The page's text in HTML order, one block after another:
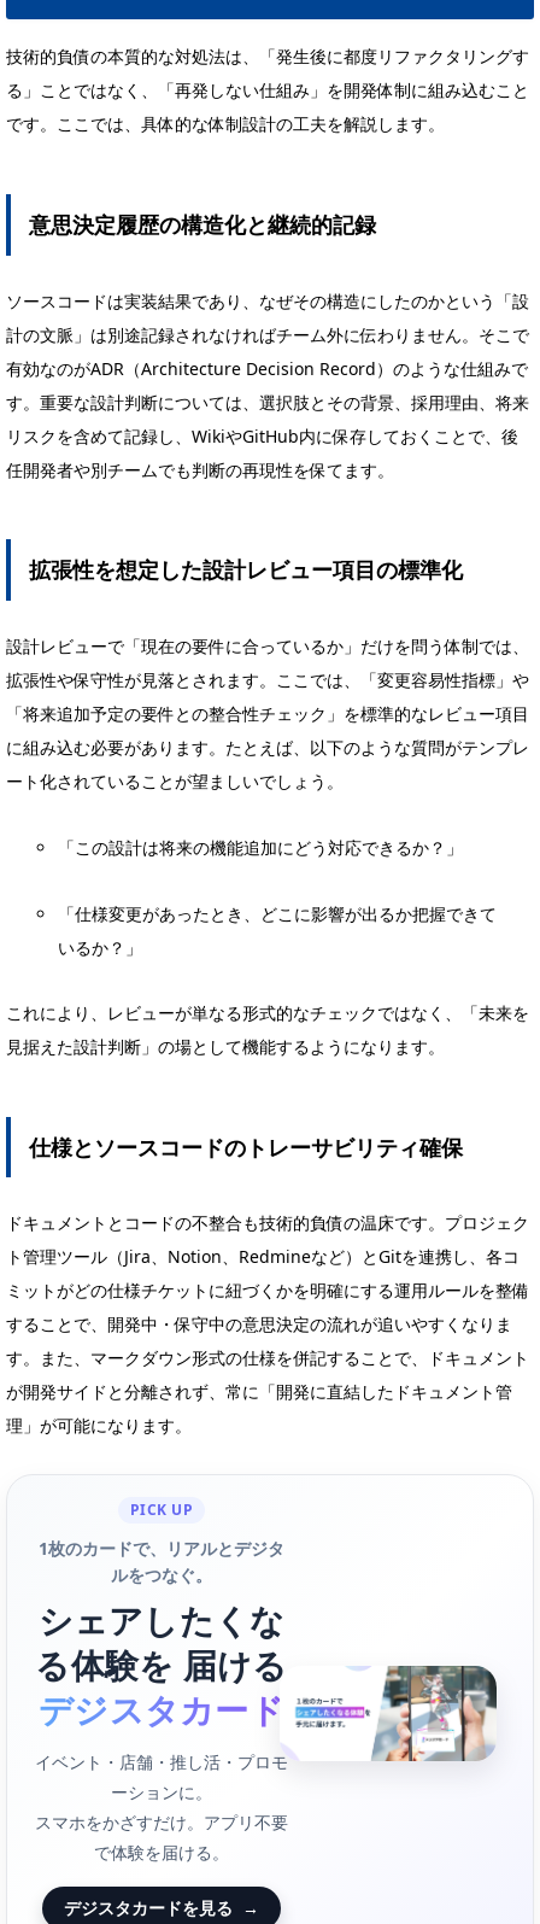
技術的負債の本質的な対処法は、「発生後に都度リファクタリングす
る」ことではなく、「再発しない仕組み」を開発体制に組み込むこと
です。ここでは、具体的な体制設計の工夫を解説します。
意思決定履歴の構造化と継続的記録
ソースコードは実装結果であり、なぜその構造にしたのかという「設
計の文脈」は別途記録されなければチーム外に伝わりません。そこで
有効なのがADR（Architecture Decision Record）のような仕組みで
す。重要な設計判断については、選択肢とその背景、採用理由、将来
リスクを含めて記録し、WikiやGitHub内に保存しておくことで、後
任開発者や別チームでも判断の再現性を保てます。
拡張性を想定した設計レビュー項目の標準化
設計レビューで「現在の要件に合っているか」だけを問う体制では、
拡張性や保守性が見落とされます。ここでは、「変更容易性指標」や
「将来追加予定の要件との整合性チェック」を標準的なレビュー項目
に組み込む必要があります。たとえば、以下のような質問がテンプレ
ート化されていることが望ましいでしょう。
「この設計は将来の機能追加にどう対応できるか？」
「仕様変更があったとき、どこに影響が出るか把握できて
いるか？」
これにより、レビューが単なる形式的なチェックではなく、「未来を
見据えた設計判断」の場として機能するようになります。
仕様とソースコードのトレーサビリティ確保
ドキュメントとコードの不整合も技術的負債の温床です。プロジェク
ト管理ツール（Jira、Notion、Redmineなど）とGitを連携し、各コ
ミットがどの仕様チケットに紐づくかを明確にする運用ルールを整備
することで、開発中・保守中の意思決定の流れが追いやすくなりま
す。また、マークダウン形式の仕様を併記することで、ドキュメント
が開発サイドと分離されず、常に「開発に直結したドキュメント管
理」が可能になります。
PICK UP
1枚のカードで、リアルとデジタ
ルをつなぐ。
シェアしたくな
る体験を 届ける
デジスタカード
イベント・店舗・推し活・プロモ
ーションに。
スマホをかざすだけ。アプリ不要
で体験を届ける。
デジスタカードを見る →